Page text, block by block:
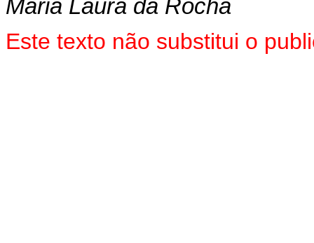
Maria Laura da Rocha
Este texto não substitui o